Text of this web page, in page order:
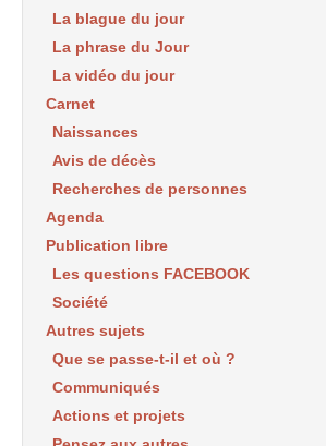
La blague du jour
La phrase du Jour
La vidéo du jour
Carnet
Naissances
Avis de décès
Recherches de personnes
Agenda
Publication libre
Les questions FACEBOOK
Société
Autres sujets
Que se passe-t-il et où ?
Communiqués
Actions et projets